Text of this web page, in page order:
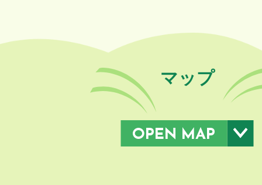
マップ
OPEN MAP